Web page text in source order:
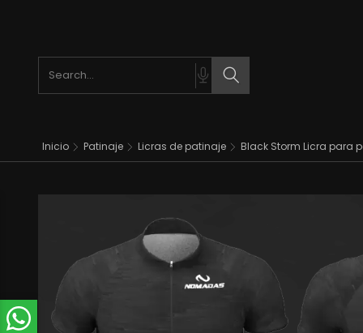
Search
Inicio Patinaje Licras de patinaje Black Storm Licra para